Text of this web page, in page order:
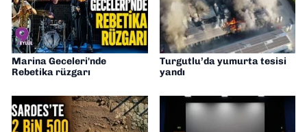
Marina Geceleri'nde
Rebetika rüzgarı
Turgutlu’da yumurta tesisi
yandı